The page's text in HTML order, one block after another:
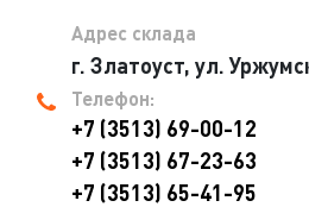
Адрес склада
г. Златоуст, ул.
Телефон:
+7 (3513) 69-00-12
+7 (3513) 67-23-63
+7 (3513) 65-41-95